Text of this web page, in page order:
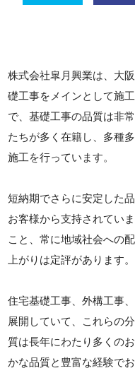
株式会社皐月興業は、大
礎工事をメインとして施
で、基礎工事の品質は非
たちが多く在籍し、多種
施工を行っています。
短納期でさらに安定した
お客様から支持されてい
こと、常に地域社会への
上がりは定評があります。
住宅基礎工事、外構工事
展開していて、これらの
質は長年にわたり多くの
かな品質と豊富な経験で